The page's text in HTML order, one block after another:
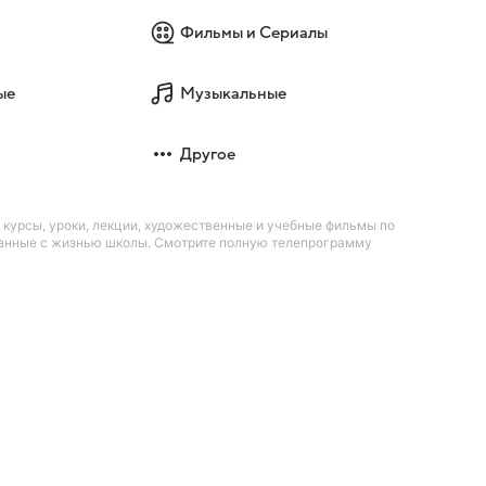
Фильмы и Сериалы
Музыкальные
Другое
уроки, лекции, художественные и учебные фильмы по
с жизнью школы. Смотрите полную телепрограмму